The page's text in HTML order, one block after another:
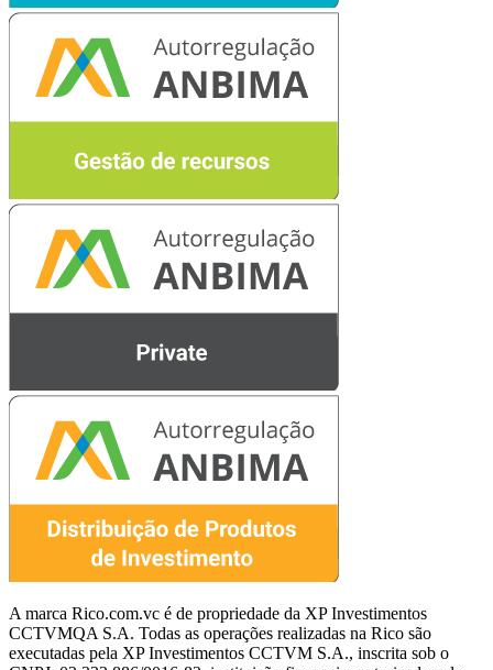
A marca Rico.com.vc é de propriedade da XP Investimentos
CCTVMQA S.A. Todas as operações realizadas na Rico são
executadas pela XP Investimentos CCTVM S.A., inscrita sob o